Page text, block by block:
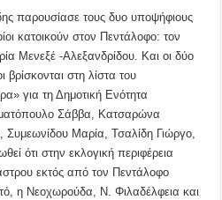
παρουσίασε τους δυο υποψήφιους
κατοικούν στον Πεντάλοφο: τον
Μενεξέ -Αλεξανδρίδου. Και οι δύο
βρίσκονται στη λίστα του
για τη Δημοτική Ενότητα
Σάββα, Κατσαρώνα
Μαρία, Τσαλίδη Γιώργο,
ότι στην εκλογική περιφέρεια
εκτός από τον Πεντάλοφο
η Νεοχωρούδα, Ν. Φιλαδέλφεια και